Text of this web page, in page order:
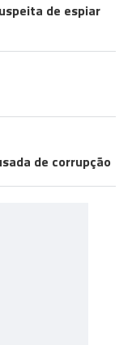
de espiar
de corrupção